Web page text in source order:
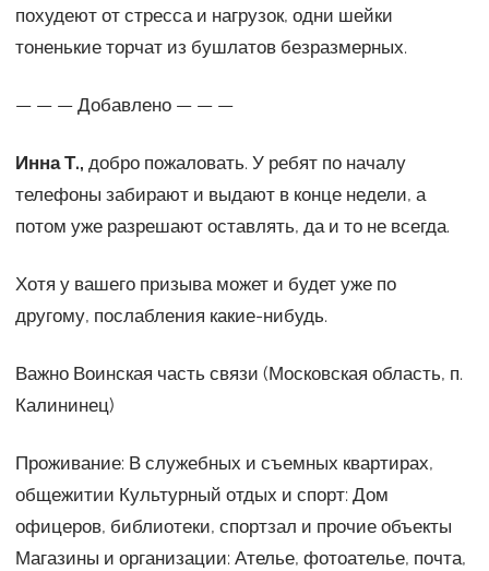
похудеют от стресса и нагрузок, одни шейки
тоненькие торчат из бушлатов безразмерных.
— — — Добавлено — — —
Инна Т., добро пожаловать. У ребят по началу
телефоны забирают и выдают в конце недели, а
потом уже разрешают оставлять, да и то не всегда.
Хотя у вашего призыва может и будет уже по
другому, послабления какие-нибудь.
Важно Воинская часть связи (Московская область, п.
Калининец)
Проживание: В служебных и съемных квартирах,
общежитии Культурный отдых и спорт: Дом
офицеров, библиотеки, спортзал и прочие объекты
Магазины и организации: Ателье, фотоателье, почта,